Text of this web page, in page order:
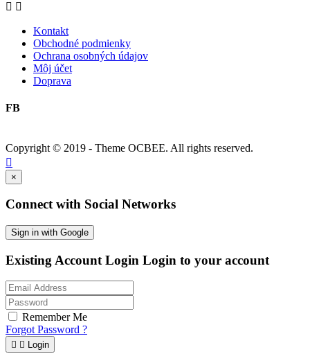
 
Kontakt
Obchodné podmienky
Ochrana osobných údajov
Môj účet
Doprava
FB
Copyright © 2019 - Theme OCBEE. All rights reserved.

×
Connect with Social Networks
Sign in with Google
Existing Account Login Login to your account
Remember Me
Forgot Password ?
  Login